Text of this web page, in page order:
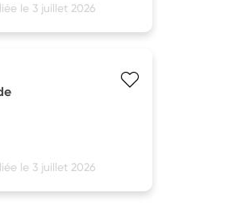
le 3 juillet 2026
le 3 juillet 2026